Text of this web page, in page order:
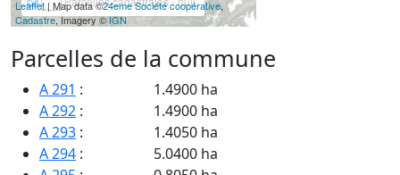
Leaflet | Map data ©24eme Société coopérative,
Cadastre, Imagery ©IGN
Parcelles de la commune
A 291 :
1.4900 ha
A 292 :
1.4900 ha
A 293 :
1.4050 ha
A 294 :
5.0400 ha